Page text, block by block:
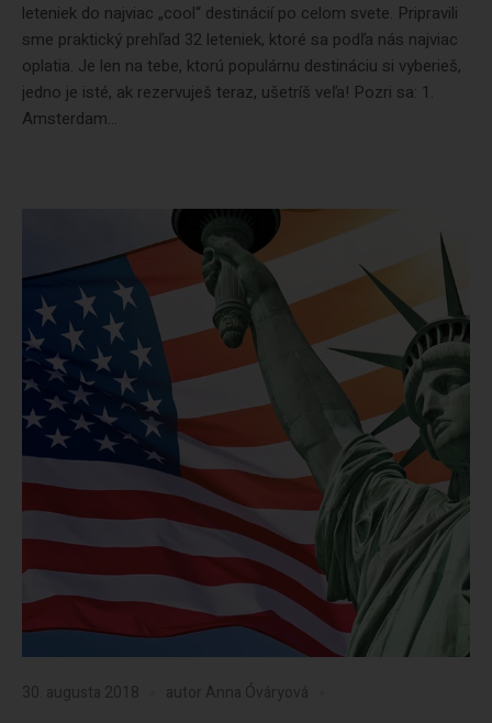
leteniek do najviac „cool“ destinácií po celom svete. Pripravili
sme praktický prehľad 32 leteniek, ktoré sa podľa nás najviac
oplatia. Je len na tebe, ktorú populárnu destináciu si vyberieš,
jedno je isté, ak rezervuješ teraz, ušetríš veľa! Pozri sa: 1.
Amsterdam...
30. augusta 2018 autor Anna Óváryová